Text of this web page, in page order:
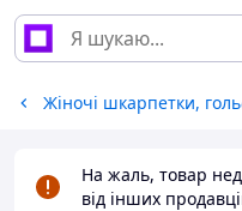
Жіночі шкарпетки,
На жаль, товар
від інших